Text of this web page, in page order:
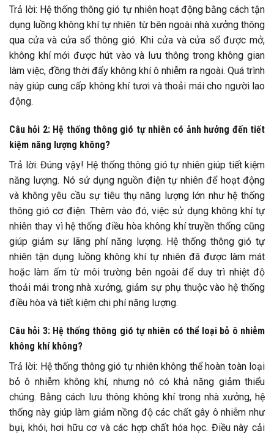
Trả lời: Hệ thống thông gió tự nhiên hoạt động bằng cách tận
dụng luồng không khí tự nhiên từ bên ngoài nhà xưởng thông
qua cửa và cửa sổ thông gió. Khi cửa và cửa sổ được mở,
không khí mới được hút vào và lưu thông trong không gian
làm việc, đồng thời đẩy không khí ô nhiễm ra ngoài. Quá trình
này giúp cung cấp không khí tươi và thoải mái cho người lao
động.
Câu hỏi 2: Hệ thống thông gió tự nhiên có ảnh hưởng đến tiết
kiệm năng lượng không?
Trả lời: Đúng vậy! Hệ thống thông gió tự nhiên giúp tiết kiệm
năng lượng. Nó sử dụng nguồn điện tự nhiên để hoạt động
và không yêu cầu sự tiêu thụ năng lượng lớn như hệ thống
thông gió cơ điện. Thêm vào đó, việc sử dụng không khí tự
nhiên thay vì hệ thống điều hòa không khí truyền thống cũng
giúp giảm sự lãng phí năng lượng. Hệ thống thông gió tự
nhiên tận dụng luồng không khí tự nhiên đã được làm mát
hoặc làm ấm từ môi trường bên ngoài để duy trì nhiệt độ
thoải mái trong nhà xưởng, giảm sự phụ thuộc vào hệ thống
điều hòa và tiết kiệm chi phí năng lượng.
Câu hỏi 3: Hệ thống thông gió tự nhiên có thể loại bỏ ô nhiễm
không khí không?
Trả lời: Hệ thống thông gió tự nhiên không thể hoàn toàn loại
bỏ ô nhiễm không khí, nhưng nó có khả năng giảm thiểu
chúng. Bằng cách lưu thông không khí trong nhà xưởng, hệ
thống này giúp làm giảm nồng độ các chất gây ô nhiễm như
bụi, khói, hơi hữu cơ và các hợp chất hóa học. Điều này cải